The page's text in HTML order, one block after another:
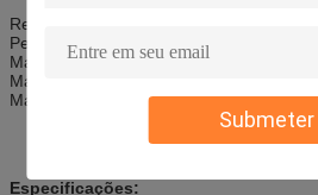
Submeter
Recarregando a máquina
Petroleiro
Máquina de venda automática automática
Máquina do jogo
Máquina do pagamento do autosserviço
Especificações: